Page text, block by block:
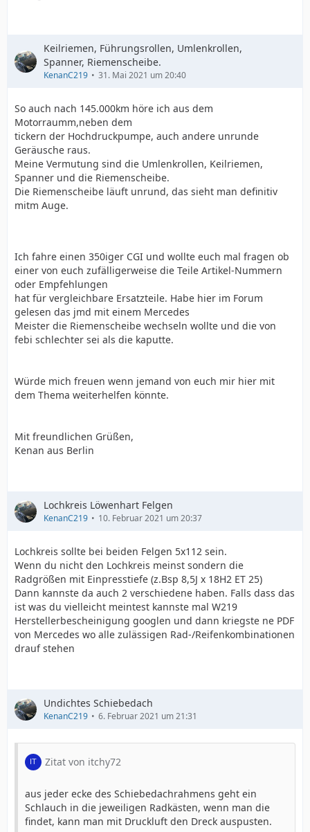
Da würde ich zuerst suchen, der Zylinder 5 arbeitet
nicht korrekt. Steuerleitung, Zündspule, Zündkerze vom
Flash
Keilriemen, Führungsrollen, Umlenkrollen,
Spanner, Riemenscheibe.
KenanC219 31. Mai 2021 um 20:40
So auch nach 145.000km höre ich aus dem
Motorraumm,neben dem
tickern der Hochdruckpumpe, auch andere unrunde
Geräusche raus.
Meine Vermutung sind die Umlenkrollen, Keilriemen,
Spanner und die Riemenscheibe.
Die Riemenscheibe läuft unrund, das sieht man definitiv
mitm Auge.
Ich fahre einen 350iger CGI und wollte euch mal fragen ob
einer von euch zufälligerweise die Teile Artikel-Nummern
oder Empfehlungen
hat für vergleichbare Ersatzteile. Habe hier im Forum
gelesen das jmd mit einem Mercedes
Meister die Riemenscheibe wechseln wollte und die von
febi schlechter sei als die kaputte.
Würde mich freuen wenn jemand von euch mir hier mit
dem Thema weiterhelfen könnte.
Mit freundlichen Grüßen,
Kenan aus Berlin
Lochkreis Löwenhart Felgen
KenanC219 10. Februar 2021 um 20:37
Lochkreis sollte bei beiden Felgen 5x112 sein.
Wenn du nicht den Lochkreis meinst sondern die
Radgrößen mit Einpresstiefe (z.Bsp 8,5J x 18H2 ET 25)
Dann kannste da auch 2 verschiedene haben. Falls dass das
ist was du vielleicht meintest kannste mal W219
Herstellerbescheinigung googlen und dann kriegste ne PDF
von Mercedes wo alle zulässigen Rad-/Reifenkombinationen
drauf stehen
Undichtes Schiebedach
KenanC219 6. Februar 2021 um 21:31
Zitat von itchy72
aus jeder ecke des Schiebedachrahmens geht ein
Schlauch in die jeweiligen Radkästen, wenn man die
findet, kann man mit Druckluft den Dreck auspusten.